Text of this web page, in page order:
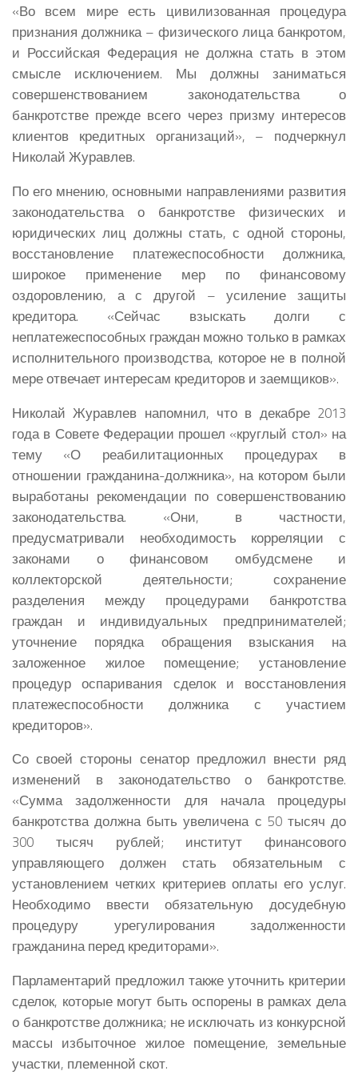
«Во всем мире есть цивилизованная процедура
признания должника – физического лица банкротом,
и Российская Федерация не должна стать в этом
смысле исключением. Мы должны заниматься
совершенствованием законодательства о
банкротстве прежде всего через призму интересов
клиентов кредитных организаций», – подчеркнул
Николай Журавлев.
По его мнению, основными направлениями развития
законодательства о банкротстве физических и
юридических лиц должны стать, с одной стороны,
восстановление платежеспособности должника,
широкое применение мер по финансовому
оздоровлению, а с другой – усиление защиты
кредитора. «Сейчас взыскать долги с
неплатежеспособных граждан можно только в рамках
исполнительного производства, которое не в полной
мере отвечает интересам кредиторов и заемщиков».
Николай Журавлев напомнил, что в декабре 2013
года в Совете Федерации прошел «круглый стол» на
тему «О реабилитационных процедурах в
отношении гражданина-должника», на котором были
выработаны рекомендации по совершенствованию
законодательства. «Они, в частности,
предусматривали необходимость корреляции с
законами о финансовом омбудсмене и
коллекторской деятельности; сохранение
разделения между процедурами банкротства
граждан и индивидуальных предпринимателей;
уточнение порядка обращения взыскания на
заложенное жилое помещение; установление
процедур оспаривания сделок и восстановления
платежеспособности должника с участием
кредиторов».
Со своей стороны сенатор предложил внести ряд
изменений в законодательство о банкротстве.
«Сумма задолженности для начала процедуры
банкротства должна быть увеличена с 50 тысяч до
300 тысяч рублей; институт финансового
управляющего должен стать обязательным с
установлением четких критериев оплаты его услуг.
Необходимо ввести обязательную досудебную
процедуру урегулирования задолженности
гражданина перед кредиторами».
Парламентарий предложил также уточнить критерии
сделок, которые могут быть оспорены в рамках дела
о банкротстве должника; не исключать из конкурсной
массы избыточное жилое помещение, земельные
участки, племенной скот.